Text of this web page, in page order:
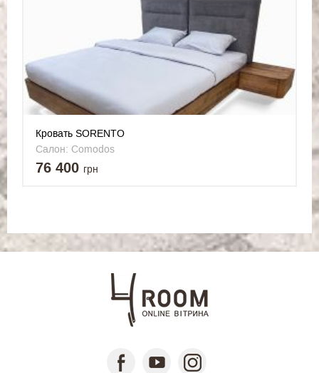
Кровать SORENTO
Салон: Comodos
76 400 грн